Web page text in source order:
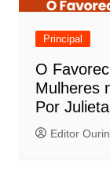
Principal
O
Mulheres
Por
Editor